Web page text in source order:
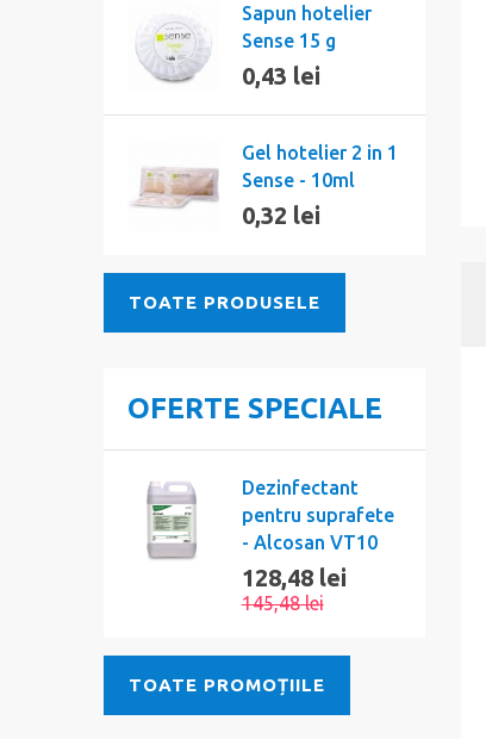
Sapun hotelier
Sense 15 g
0,43 lei
Gel hotelier 2 in 1
Sense - 10ml
0,32 lei
TOATE PRODUSELE
OFERTE SPECIALE
Dezinfectant
pentru suprafete
- Alcosan VT10
128,48 lei
145,48 lei
TOATE PROMOȚIILE